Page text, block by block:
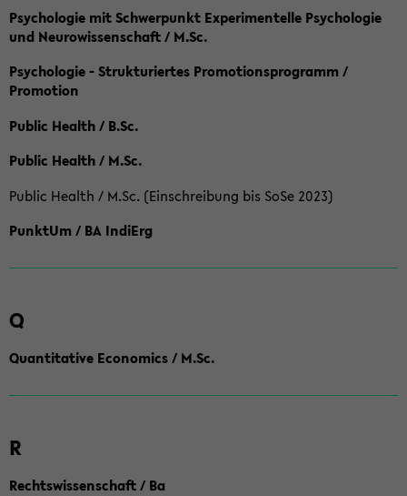
Psychologie mit Schwerpunkt Experimentelle Psychologie
und Neurowissenschaft / M.Sc.
Psychologie - Strukturiertes Promotionsprogramm /
Promotion
Public Health / B.Sc.
Public Health / M.Sc.
Public Health / M.Sc. (Einschreibung bis SoSe 2023)
PunktUm / BA IndiErg
Q
Quantitative Economics / M.Sc.
R
Rechtswissenschaft / Ba